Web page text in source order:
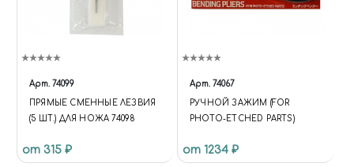
Арт. 74099
ПРЯМЫЕ СМЕННЫЕ ЛЕЗВИЯ
(5 ШТ.) ДЛЯ НОЖА 74098
от 315 ₽
Арт. 74067
РУЧНОЙ ЗАЖИМ (FOR
PHOTO-ETCHED PARTS)
от 1234 ₽